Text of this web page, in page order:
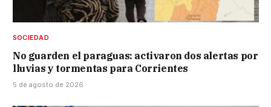
SOCIEDAD
No guarden el paraguas: activaron dos alertas por
lluvias y tormentas para Corrientes
5 de agosto de 2026